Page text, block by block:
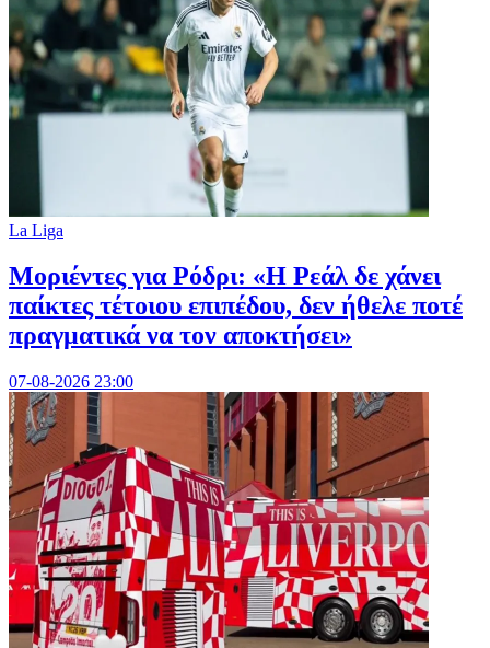
La Liga
Μοριέντες για Ρόδρι: «Η Ρεάλ δε χάνει
παίκτες τέτοιου επιπέδου, δεν ήθελε ποτέ
πραγματικά να τον αποκτήσει»
07-08-2026 23:00